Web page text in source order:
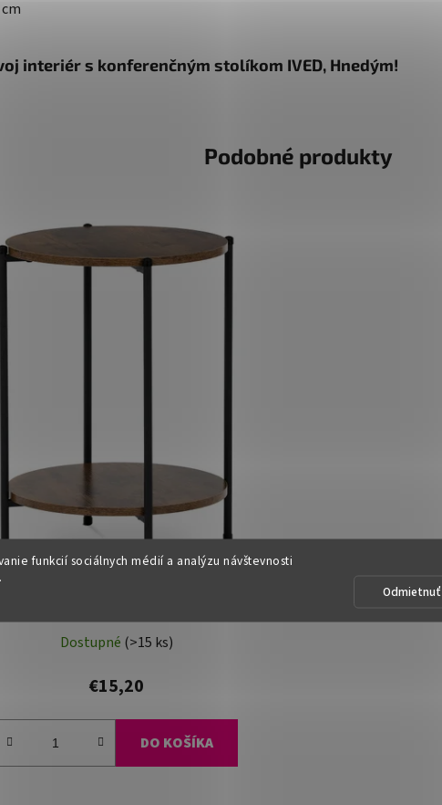
funkcií sociálnych médií a analýzu návštevnosti
.
Odmietnuť
interiér s konferenčným stolíkom IVED, Hnedým!
Podobné produkty
Dostupné (>15 ks)
€15,20
DO KOŠÍKA